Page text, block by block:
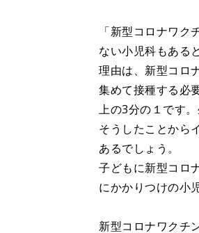
「新型コロナワ
ない小児科もある
理由は、新型コロ
集めて接種する必
上の3分の１です
そうしたことから
あるでしょう。
子どもに新型コロ
にかかりつけの小
新型コロナワクチ